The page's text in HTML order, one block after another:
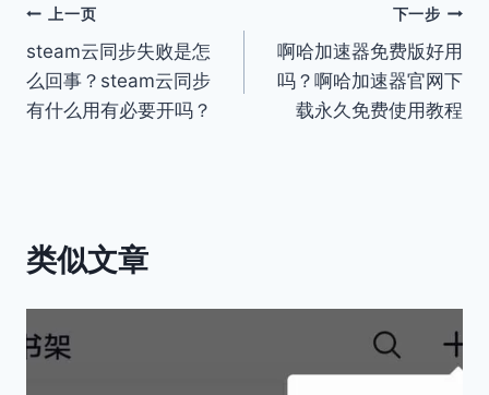
文
章
导
上一页
steam云同步失败是怎
么回事？steam云同步
有什么用有必要开吗？
下一步
啊哈加速器免费版好用
吗？啊哈加速器官网下
载永久免费使用教程
类似文章